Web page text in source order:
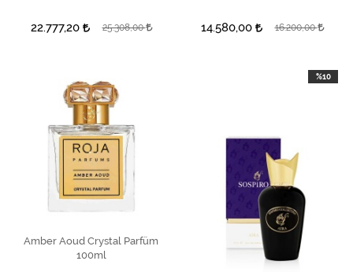
22.777,20 25.308,00 14.580,00 16.200,00
SEPETE EKLE
Amber Aoud Crystal Parfüm
100ml
%10